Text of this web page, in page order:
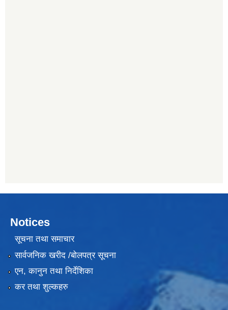
Notices
सूचना तथा समाचार
सार्वजनिक खरीद /बोलपत्र सूचना
एन, कानुन तथा निर्देशिका
कर तथा शुल्कहरु